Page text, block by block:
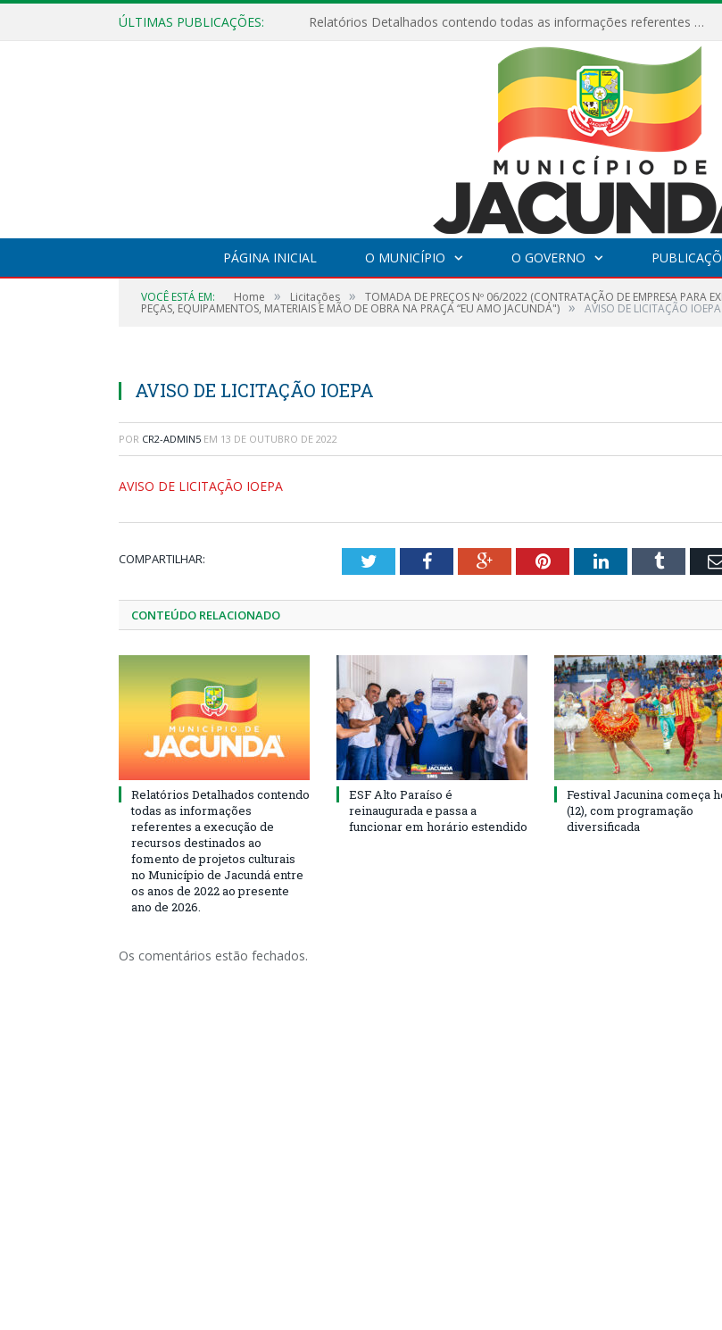
ÚLTIMAS PUBLICAÇÕES: Relatórios Detalhados contendo todas as informações referentes a execução de recursos destinados ao fomento de projetos culturais no Município de Jacundá entre os anos de 2022 ao presente ano de 2026.
PÁGINA INICIAL O MUNICÍPIO O GOVERNO
VOCÊ ESTÁ EM: Home » Licitações » TOMADA DE PREÇOS Nº 06/2022 (CONTRATAÇÃO DE EMPRESA PARA
PEÇAS, EQUIPAMENTOS, MATERIAIS E MÃO DE OBRA NA PRAÇA “EU AMO JACUNDÁ") » AVISO DE LICITAÇÃO IOEPA
AVISO DE LICITAÇÃO IOEPA
POR CR2-ADMIN5 EM 13 DE OUTUBRO DE 2022
AVISO DE LICITAÇÃO IOEPA
COMPARTILHAR: TwitterFacebookGoogle+PinterestLinkedInTumblr
CONTEÚDO RELACIONADO
Relatórios Detalhados contendo
todas as informações
referentes a execução de
recursos destinados ao
fomento de projetos culturais
no Município de Jacundá entre
os anos de 2022 ao presente
ano de 2026.
ESF Alto Paraíso é
reinaugurada e passa a
funcionar em horário estendido
Festival Jacunina começa
(12), com programação
diversificada
Os comentários estão fechados.